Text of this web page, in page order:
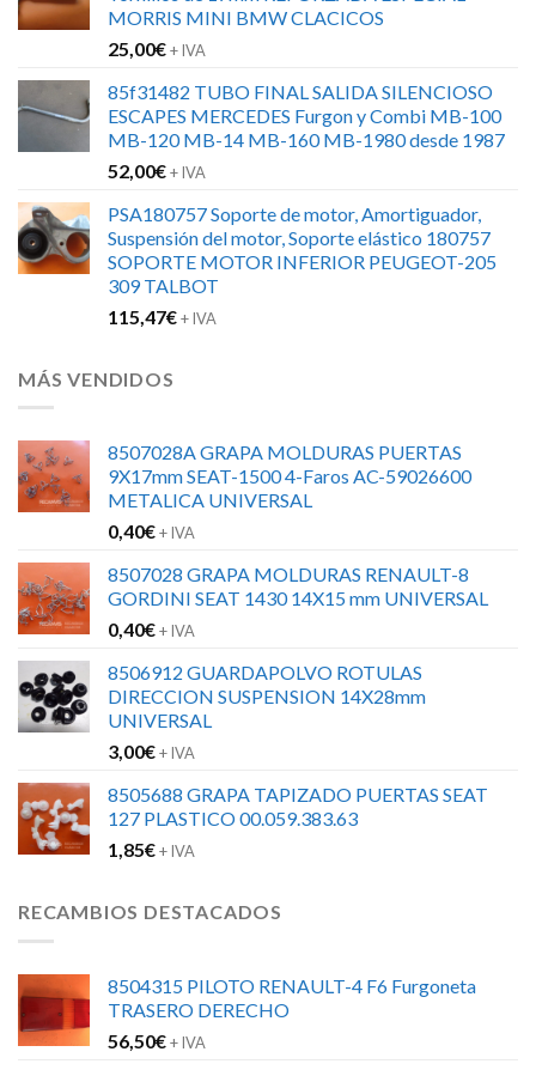
152,00€.120,00€.
MORRIS MINI BMW CLACICOS
25,00€+ IVA
85f31482 TUBO FINAL SALIDA SILENCIOSO
ESCAPES MERCEDES Furgon y Combi MB-100
MB-120 MB-14 MB-160 MB-1980 desde 1987
52,00€+ IVA
PSA180757 Soporte de motor, Amortiguador,
Suspensión del motor, Soporte elástico 180757
SOPORTE MOTOR INFERIOR PEUGEOT-205
309 TALBOT
115,47€+ IVA
MÁS VENDIDOS
8507028A GRAPA MOLDURAS PUERTAS
9X17mm SEAT-1500 4-Faros AC-59026600
METALICA UNIVERSAL
0,40€+ IVA
8507028 GRAPA MOLDURAS RENAULT-8
GORDINI SEAT 1430 14X15 mm UNIVERSAL
0,40€+ IVA
8506912 GUARDAPOLVO ROTULAS
DIRECCION SUSPENSION 14X28mm
UNIVERSAL
3,00€+ IVA
8505688 GRAPA TAPIZADO PUERTAS SEAT
127 PLASTICO 00.059.383.63
1,85€+ IVA
RECAMBIOS DESTACADOS
8504315 PILOTO RENAULT-4 F6 Furgoneta
TRASERO DERECHO
56,50€+ IVA